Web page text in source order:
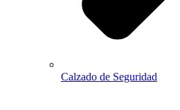
Calzado de Seguridad